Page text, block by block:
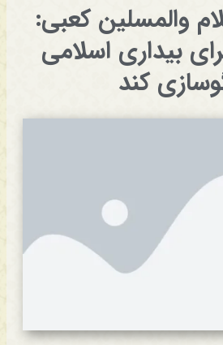
والمسلین کعبی:
بیداری اسلامی
کند